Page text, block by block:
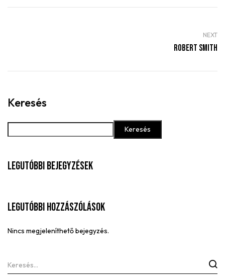
Keresés
Keresés
Legutóbbi Bejegyzések
Legutóbbi Hozzászólások
Nincs megjeleníthető bejegyzés.
NEXT
Robert Smith